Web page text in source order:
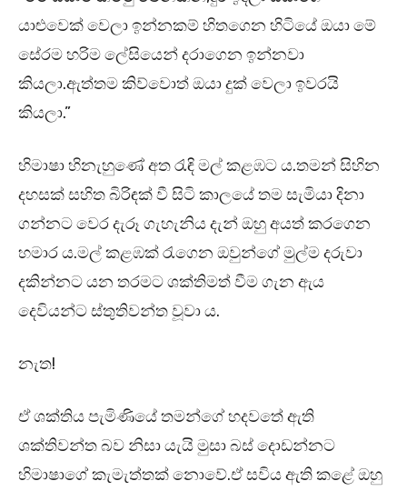
යාළුවෙක් වෙලා ඉන්නකම් හිතගෙන හිටියේ ඔයා මේ
සේරම හරිම ලේසියෙන් දරාගෙන ඉන්නවා
කියලා.ඇත්තම කිව්වොත් ඔයා දුක් වෙලා ඉවරයි
කියලා.”
හිමාෂා හිනැහුණේ අත රැඳි මල් කළඹට ය.තමන් සිහින
දහසක් සහිත බිරිඳක් වී සිටි කාලයේ තම සැමියා දිනා
ගන්නට වෙර දැරූ ගැහැනිය දැන් ඔහු අයත් කරගෙන
හමාර ය.මල් කළඹක් රැගෙන ඔවුන්ගේ මුල්ම දරුවා
දකින්නට යන තරමට ශක්තිමත් වීම ගැන ඇය
දෙවියන්ට ස්තුතිවන්ත වූවා ය.
නැත!
ඒ ශක්තිය පැමිණියේ තමන්ගේ හදවතේ ඇති
ශක්තිවන්ත බව නිසා යැයි මුසා බස් දොඩන්නට
හිමාෂාගේ කැමැත්තක් නොවේ.ඒ සවිය ඇති කළේ ඔහු